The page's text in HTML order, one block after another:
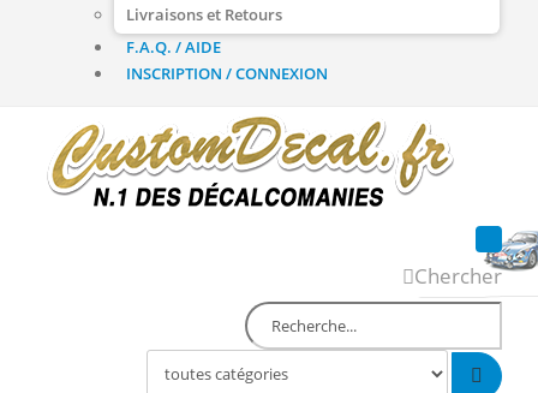
Livraisons et Retours
F.A.Q. / AIDE
INSCRIPTION / CONNEXION
Chercher